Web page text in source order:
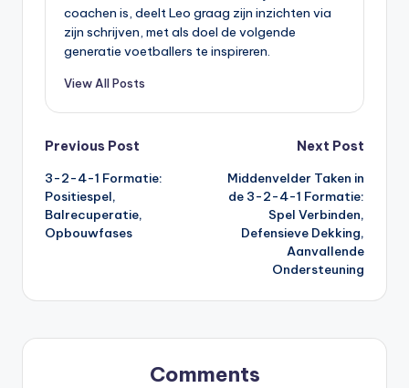
coachen is, deelt Leo graag zijn inzichten via
zijn schrijven, met als doel de volgende
generatie voetballers te inspireren.
View All Posts
Post
navigation
Previous Post
3-2-4-1 Formatie:
Positiespel,
Balrecuperatie,
Opbouwfases
Next Post
Middenvelder Taken in
de 3-2-4-1 Formatie:
Spel Verbinden,
Defensieve Dekking,
Aanvallende
Ondersteuning
Comments